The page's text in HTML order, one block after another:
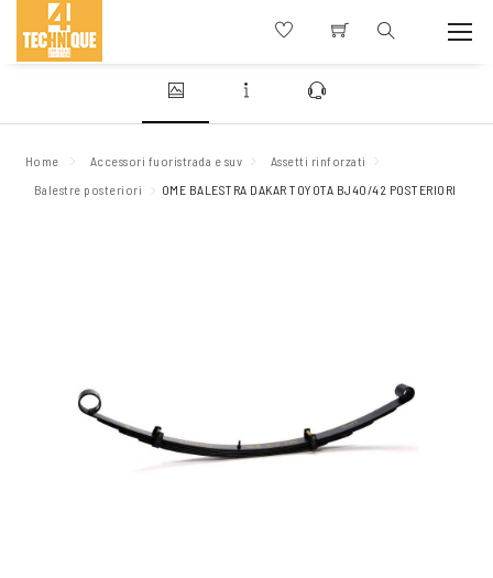
Home Accessori fuoristrada e suv
Assetti rinforzati
Balestre posteriori
OME BALESTRA DAKAR TOYOTA BJ40/42 POSTERIORI